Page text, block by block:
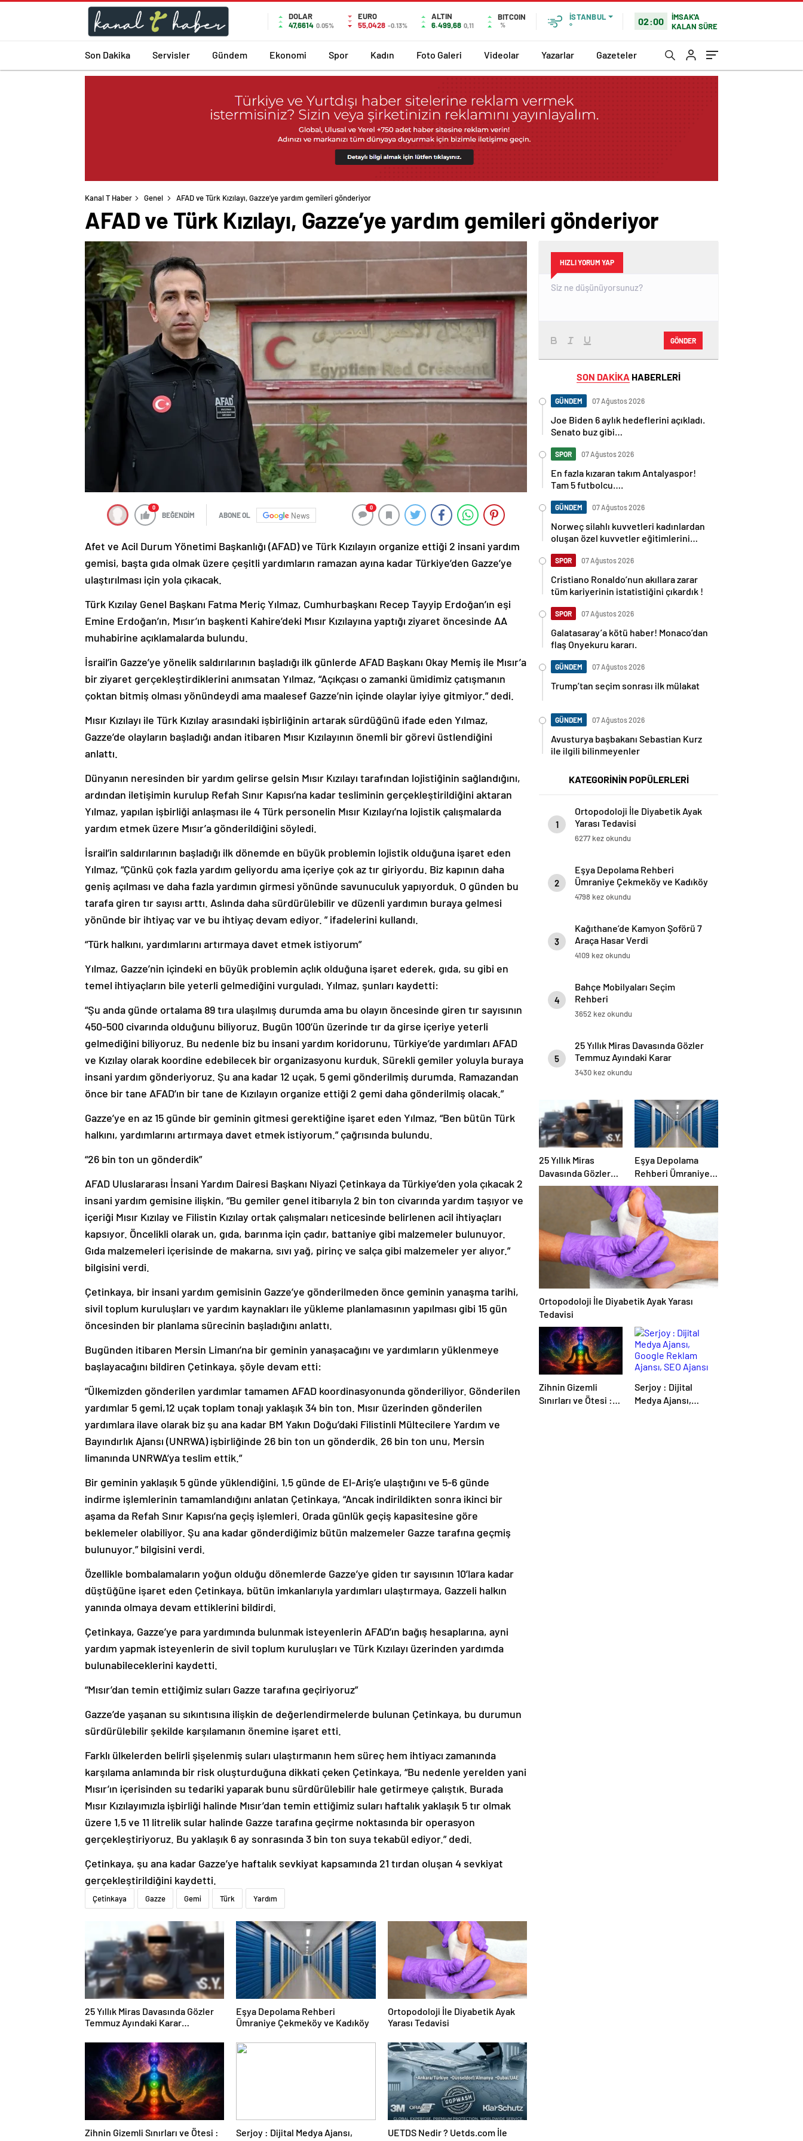
DOLAR
47,6614 0.05%
EURO
55,0428 -0.13%
ALTIN
6.499,68 0,11
BITCOIN
%
İSTANBUL
°
02:00
İMSAK'A
KALAN SÜRE
Son Dakika Servisler Gündem Ekonomi Spor Kadın Foto Galeri Videolar Yazarlar Gazeteler
Kanal T Haber Genel AFAD ve Türk Kızılayı, Gazze’ye yardım gemileri gönderiyor
AFAD ve Türk Kızılayı, Gazze’ye yardım gemileri gönderiyor
0
BEĞENDİM ABONE OL News
0
Afet ve Acil Durum Yönetimi Başkanlığı (AFAD) ve Türk Kızılayın organize ettiği 2 insani yardım
gemisi, başta gıda olmak üzere çeşitli yardımların ramazan ayına kadar Türkiye’den Gazze’ye
ulaştırılması için yola çıkacak.
Türk Kızılay Genel Başkanı Fatma Meriç Yılmaz, Cumhurbaşkanı Recep Tayyip Erdoğan’ın eşi
Emine Erdoğan’ın, Mısır’ın başkenti Kahire’deki Mısır Kızılayına yaptığı ziyaret öncesinde AA
muhabirine açıklamalarda bulundu.
İsrail’in Gazze’ye yönelik saldırılarının başladığı ilk günlerde AFAD Başkanı Okay Memiş ile Mısır’a
bir ziyaret gerçekleştirdiklerini anımsatan Yılmaz, “Açıkçası o zamanki ümidimiz çatışmanın
çoktan bitmiş olması yönündeydi ama maalesef Gazze’nin içinde olaylar iyiye gitmiyor.” dedi.
Mısır Kızılayı ile Türk Kızılay arasındaki işbirliğinin artarak sürdüğünü ifade eden Yılmaz,
Gazze’de olayların başladığı andan itibaren Mısır Kızılayının önemli bir görevi üstlendiğini
anlattı.
Dünyanın neresinden bir yardım gelirse gelsin Mısır Kızılayı tarafından lojistiğinin sağlandığını,
ardından iletişimin kurulup Refah Sınır Kapısı’na kadar tesliminin gerçekleştirildiğini aktaran
Yılmaz, yapılan işbirliği anlaşması ile 4 Türk personelin Mısır Kızılayı’na lojistik çalışmalarda
yardım etmek üzere Mısır’a gönderildiğini söyledi.
İsrail’in saldırılarının başladığı ilk dönemde en büyük problemin lojistik olduğuna işaret eden
Yılmaz, “Çünkü çok fazla yardım geliyordu ama içeriye çok az tır giriyordu. Biz kapının daha
geniş açılması ve daha fazla yardımın girmesi yönünde savunuculuk yapıyorduk. O günden bu
tarafa giren tır sayısı arttı. Aslında daha sürdürülebilir ve düzenli yardımın buraya gelmesi
yönünde bir ihtiyaç var ve bu ihtiyaç devam ediyor. ” ifadelerini kullandı.
“Türk halkını, yardımlarını artırmaya davet etmek istiyorum”
Yılmaz, Gazze’nin içindeki en büyük problemin açlık olduğuna işaret ederek, gıda, su gibi en
temel ihtiyaçların bile yeterli gelmediğini vurguladı. Yılmaz, şunları kaydetti:
“Şu anda günde ortalama 89 tıra ulaşılmış durumda ama bu olayın öncesinde giren tır sayısının
450-500 civarında olduğunu biliyoruz. Bugün 100’ün üzerinde tır da girse içeriye yeterli
gelmediğini biliyoruz. Bu nedenle biz bu insani yardım koridorunu, Türkiye’de yardımları AFAD
ve Kızılay olarak koordine edebilecek bir organizasyonu kurduk. Sürekli gemiler yoluyla buraya
insani yardım gönderiyoruz. Şu ana kadar 12 uçak, 5 gemi gönderilmiş durumda. Ramazandan
önce bir tane AFAD’ın bir tane de Kızılayın organize ettiği 2 gemi daha gönderilmiş olacak.”
Gazze’ye en az 15 günde bir geminin gitmesi gerektiğine işaret eden Yılmaz, “Ben bütün Türk
halkını, yardımlarını artırmaya davet etmek istiyorum.” çağrısında bulundu.
“26 bin ton un gönderdik”
AFAD Uluslararası İnsani Yardım Dairesi Başkanı Niyazi Çetinkaya da Türkiye’den yola çıkacak 2
insani yardım gemisine ilişkin, “Bu gemiler genel itibarıyla 2 bin ton civarında yardım taşıyor ve
içeriği Mısır Kızılay ve Filistin Kızılay ortak çalışmaları neticesinde belirlenen acil ihtiyaçları
kapsıyor. Öncelikli olarak un, gıda, barınma için çadır, battaniye gibi malzemeler bulunuyor.
Gıda malzemeleri içerisinde de makarna, sıvı yağ, pirinç ve salça gibi malzemeler yer alıyor.”
bilgisini verdi.
Çetinkaya, bir insani yardım gemisinin Gazze’ye gönderilmeden önce geminin yanaşma tarihi,
sivil toplum kuruluşları ve yardım kaynakları ile yükleme planlamasının yapılması gibi 15 gün
öncesinden bir planlama sürecinin başladığını anlattı.
Bugünden itibaren Mersin Limanı’na bir geminin yanaşacağını ve yardımların yüklenmeye
başlayacağını bildiren Çetinkaya, şöyle devam etti:
“Ülkemizden gönderilen yardımlar tamamen AFAD koordinasyonunda gönderiliyor. Gönderilen
yardımlar 5 gemi,12 uçak toplam tonajı yaklaşık 34 bin ton. Mısır üzerinden gönderilen
yardımlara ilave olarak biz şu ana kadar BM Yakın Doğu’daki Filistinli Mültecilere Yardım ve
Bayındırlık Ajansı (UNRWA) işbirliğinde 26 bin ton un gönderdik. 26 bin ton unu, Mersin
limanında UNRWA’ya teslim ettik.”
Bir geminin yaklaşık 5 günde yüklendiğini, 1,5 günde de El-Ariş’e ulaştığını ve 5-6 günde
indirme işlemlerinin tamamlandığını anlatan Çetinkaya, “Ancak indirildikten sonra ikinci bir
aşama da Refah Sınır Kapısı’na geçiş işlemleri. Orada günlük geçiş kapasitesine göre
beklemeler olabiliyor. Şu ana kadar gönderdiğimiz bütün malzemeler Gazze tarafına geçmiş
bulunuyor.” bilgisini verdi.
Özellikle bombalamaların yoğun olduğu dönemlerde Gazze’ye giden tır sayısının 10’lara kadar
düştüğüne işaret eden Çetinkaya, bütün imkanlarıyla yardımları ulaştırmaya, Gazzeli halkın
yanında olmaya devam ettiklerini bildirdi.
Çetinkaya, Gazze’ye para yardımında bulunmak isteyenlerin AFAD’ın bağış hesaplarına, ayni
yardım yapmak isteyenlerin de sivil toplum kuruluşları ve Türk Kızılayı üzerinden yardımda
bulunabileceklerini kaydetti.
“Mısır’dan temin ettiğimiz suları Gazze tarafına geçiriyoruz”
Gazze’de yaşanan su sıkıntısına ilişkin de değerlendirmelerde bulunan Çetinkaya, bu durumun
sürdürülebilir şekilde karşılamanın önemine işaret etti.
Farklı ülkelerden belirli şişelenmiş suları ulaştırmanın hem süreç hem ihtiyacı zamanında
karşılama anlamında bir risk oluşturduğuna dikkati çeken Çetinkaya, “Bu nedenle yerelden yani
Mısır’ın içerisinden su tedariki yaparak bunu sürdürülebilir hale getirmeye çalıştık. Burada
Mısır Kızılayımızla işbirliği halinde Mısır’dan temin ettiğimiz suları haftalık yaklaşık 5 tır olmak
üzere 1,5 ve 11 litrelik sular halinde Gazze tarafına geçirme noktasında bir operasyon
gerçekleştiriyoruz. Bu yaklaşık 6 ay sonrasında 3 bin ton suya tekabül ediyor.” dedi.
Çetinkaya, şu ana kadar Gazze’ye haftalık sevkiyat kapsamında 21 tırdan oluşan 4 sevkiyat
gerçekleştirildiğini kaydetti.
Çetinkaya Gazze Gemi Türk Yardım
25 Yıllık Miras Davasında Gözler
Temmuz Ayındaki Karar
Eşya Depolama Rehberi
Ümraniye Çekmeköy ve Kadıköy
Ortopodoloji İle Diyabetik Ayak
Yarası Tedavisi
Zihnin Gizemli Sınırları ve Ötesi :
Serjoy : Dijital Medya Ajansı,
UETDS Nedir ? Uetds.com İle
HIZLI YORUM YAP
GÖNDER
SON DAKİKA HABERLERİ
GÜNDEM 07 Ağustos 2026
Joe Biden 6 aylık hedeflerini açıkladı.
Senato buz gibi…
SPOR 07 Ağustos 2026
En fazla kızaran takım Antalyaspor!
Tam 5 futbolcu….
GÜNDEM 07 Ağustos 2026
Norweç silahlı kuvvetleri kadınlardan
oluşan özel kuvvetler eğitimlerini
SPOR 07 Ağustos 2026
Cristiano Ronaldo’nun akıllara zarar
tüm kariyerinin istatistiğini çıkardık !
SPOR 07 Ağustos 2026
Galatasaray’a kötü haber! Monaco’dan
flaş Onyekuru kararı.
GÜNDEM 07 Ağustos 2026
Trump’tan seçim sonrası ilk mülakat
GÜNDEM 07 Ağustos 2026
Avusturya başbakanı Sebastian Kurz
ile ilgili bilinmeyenler
KATEGORİNİN POPÜLERLERİ
1
Ortopodoloji İle Diyabetik Ayak
Yarası Tedavisi
6277 kez okundu
2
Eşya Depolama Rehberi
Ümraniye Çekmeköy ve Kadıköy
4798 kez okundu
3
Kağıthane’de Kamyon Şoförü 7
Araça Hasar Verdi
4109 kez okundu
4
Bahçe Mobilyaları Seçim
Rehberi
3652 kez okundu
5
25 Yıllık Miras Davasında Gözler
Temmuz Ayındaki Karar
Duruşmasına Çevrildi
3430 kez okundu
25 Yıllık Miras
Davasında Gözler
Temmuz Ayındaki
Karar Duruşmasına
Eşya Depolama
Rehberi Ümraniye
Çekmeköy ve
Kadıköy
Ortopodoloji İle Diyabetik Ayak Yarası
Tedavisi
Zihnin Gizemli
Sınırları ve Ötesi :
Serjoy : Dijital
Medya Ajansı,